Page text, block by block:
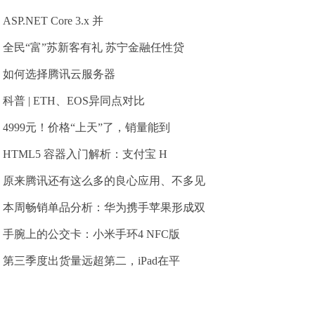
ASP.NET Core 3.x 并
全民“富”苏新客有礼 苏宁金融任性贷
如何选择腾讯云服务器
科普 | ETH、EOS异同点对比
4999元！价格“上天”了，销量能到
HTML5 容器入门解析：支付宝 H
原来腾讯还有这么多的良心应用、不多见
本周畅销单品分析：华为携手苹果形成双
手腕上的公交卡：小米手环4 NFC版
第三季度出货量远超第二，iPad在平